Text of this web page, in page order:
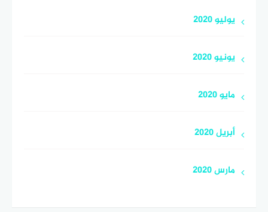
يوليو 2020
يونيو 2020
مايو 2020
أبريل 2020
مارس 2020